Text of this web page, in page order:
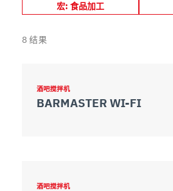
宏: 食品加工
8 结果
酒吧搅拌机
BARMASTER WI-FI
酒吧搅拌机